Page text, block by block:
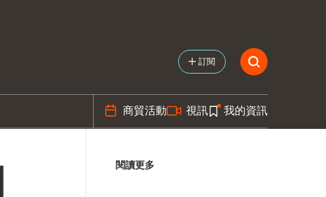
訂閱
商貿活動 視訊 我的資訊
閱讀更多